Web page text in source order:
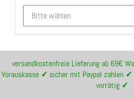
versandkostenfreie Lieferung ab 69€
Vorauskasse ✓ sicher mit Paypal zahlen ✓
vorrätig ✓